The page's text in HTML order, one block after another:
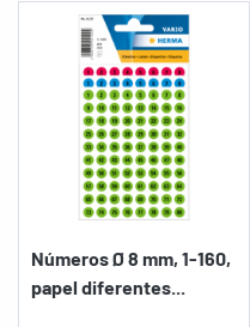
Números Ø 8 mm, 1-160,
papel diferentes...